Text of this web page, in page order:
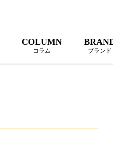
COLUMN
コラム ブランド